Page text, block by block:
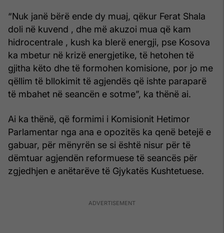
“Nuk janë bërë ende dy muaj, qëkur Ferat Shala
doli në kuvend , dhe më akuzoi mua që kam
hidrocentrale , kush ka blerë energji, pse Kosova
ka mbetur në krizë energjetike, të hetohen të
gjitha këto dhe të formohen komisione, por jo me
qëllim të bllokimit të agjendës që ishte paraparë
të mbahet në seancën e sotme”, ka thënë ai.
Ai ka thënë, që formimi i Komisionit Hetimor
Parlamentar nga ana e opozitës ka qenë betejë e
gabuar, për mënyrën se si është nisur për të
dëmtuar agjendën reformuese të seancës për
zgjedhjen e anëtarëve të Gjykatës Kushtetuese.